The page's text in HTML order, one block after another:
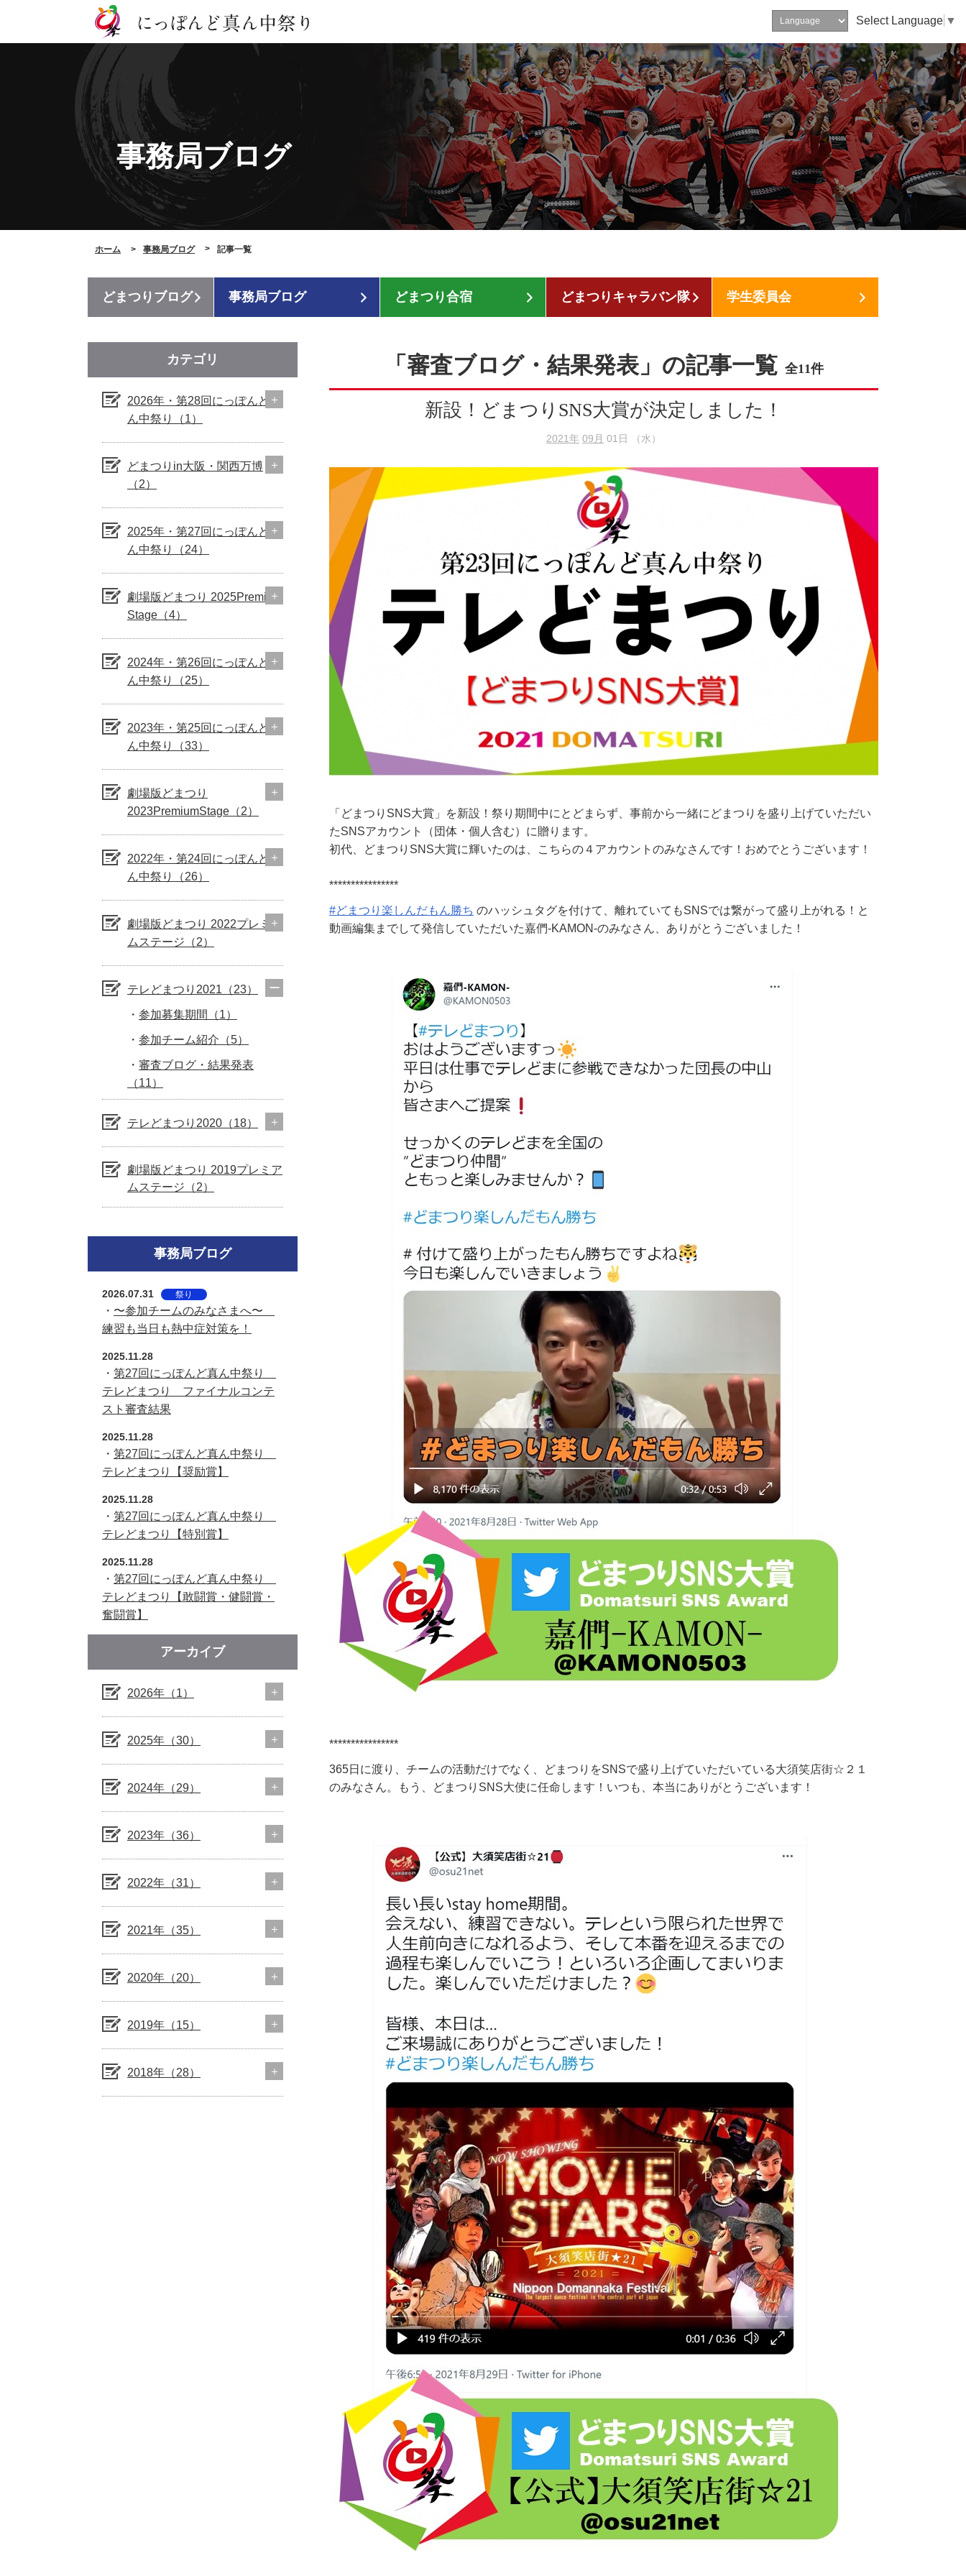
Select Language ▼
事務局ブログ
ホーム 事務局ブログ 記事一覧
どまつりブログ 事務局ブログ どまつり合宿 どまつりキャラバン隊 学生委員会
「審査ブログ・結果発表」の記事一覧 全11件
新設！どまつりSNS大賞が決定しました！
2021年 09月 01日 （水）
「どまつりSNS大賞」を新設！祭り期間中にとどまらず、事前から一緒にどまつりを盛り上げていただい
たSNSアカウント（団体・個人含む）に贈ります。
初代、どまつりSNS大賞に輝いたのは、こちらの４アカウントのみなさんです！おめでとうございます！
****************
#どまつり楽しんだもん勝ち のハッシュタグを付けて、離れていてもSNSでは繋がって盛り上がれる！と
動画編集までして発信していただいた嘉們-KAMON-のみなさん、ありがとうございました！
****************
365日に渡り、チームの活動だけでなく、どまつりをSNSで盛り上げていただいている大須笑店街☆２１
のみなさん。もう、どまつりSNS大使に任命します！いつも、本当にありがとうございます！
カテゴリ
2026年・第28回にっぽんど真
ん中祭り（1）
どまつりin大阪・関西万博
（2）
2025年・第27回にっぽんど真
ん中祭り（24）
劇場版どまつり 2025Premium
Stage（4）
2024年・第26回にっぽんど真
ん中祭り（25）
2023年・第25回にっぽんど真
ん中祭り（33）
劇場版どまつり
2023PremiumStage（2）
2022年・第24回にっぽんど真
ん中祭り（26）
劇場版どまつり 2022プレミア
ムステージ（2）
テレどまつり2021（23）
参加募集期間（1）
参加チーム紹介（5）
審査ブログ・結果発表
（11）
テレどまつり2020（18）
劇場版どまつり 2019プレミア
ムステージ（2）
事務局ブログ
2026.07.31 祭り
・ 〜参加チームのみなさまへ〜
練習も当日も熱中症対策を！
2025.11.28
・ 第27回にっぽんど真ん中祭り
テレどまつり ファイナルコンテ
スト審査結果
2025.11.28
・ 第27回にっぽんど真ん中祭り
テレどまつり【奨励賞】
2025.11.28
・ 第27回にっぽんど真ん中祭り
テレどまつり【特別賞】
2025.11.28
・ 第27回にっぽんど真ん中祭り
テレどまつり【敢闘賞・健闘賞・
奮闘賞】
アーカイブ
2026年（1）
2025年（30）
2024年（29）
2023年（36）
2022年（31）
2021年（35）
2020年（20）
2019年（15）
2018年（28）